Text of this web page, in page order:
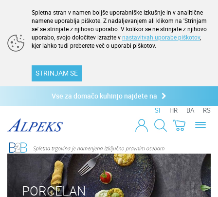
Spletna stran v namen boljše uporabniške izkušnje in v analitične
namene uporablja piškote. Z nadaljevanjem ali klikom na 'Strinjam
se' se strinjate z njihovo uporabo. V kolikor se ne strinjate z njihovo
uporabo, svojo določitev izrazite vnastavitvah uporabe piškotov,
kjer lahko tudi preberete več o uporabi piškotov.
STRINJAM SE
Vse za domačo kuhinjo najdete na
SI HR BA
RS
Toggle
PORCELAN